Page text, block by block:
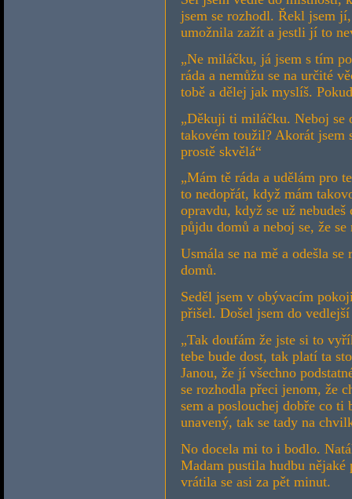
jsem se rozhodl. Řekl jsem
umožnila zažít a jestli jí to
„Ne miláčku, já jsem s tím
ráda a nemůžu se na určité
tobě a dělej jak myslíš.
„Děkuji ti miláčku. Neboj se
takovém toužil? Akorát
prostě skvělá“
„Mám tě ráda a udělám pro
to nedopřát, když mám
opravdu, když se už
půjdu domů a neboj se, že
Usmála se na mě a odešla
domů.
Seděl jsem v obývacím
přišel. Došel jsem do
„Tak doufám že jste si to
tebe bude dost, tak platí ta
Janou, že jí všechno
se rozhodla přeci jenom, že
sem a poslouchej dobře co
unavený, tak se tady na
No docela mi to i bodlo.
Madam pustila hudbu nějaké
vrátila se asi za pět minut.